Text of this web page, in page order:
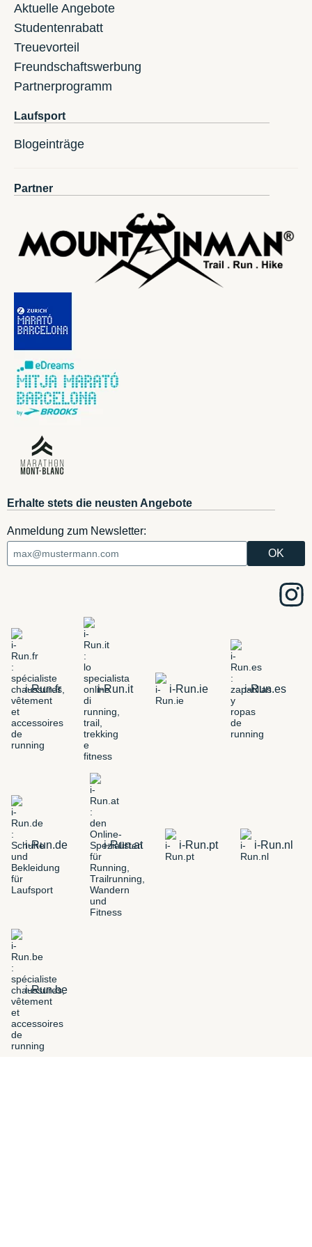
Aktuelle Angebote
Studentenrabatt
Treuevorteil
Freundschaftswerbung
Partnerprogramm
Laufsport
Blogeinträge
Partner
Erhalte stets die neusten Angebote
Anmeldung zum Newsletter:
i-Run.fr i-Run.it i-Run.ie i-Run.es
i-Run.de i-Run.at i-Run.pt i-Run.nl
i-Run.be